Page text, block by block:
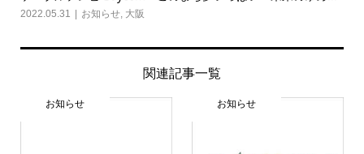
2022.05.31 お知らせ, 大阪
関連記事一覧
お知らせ お知らせ